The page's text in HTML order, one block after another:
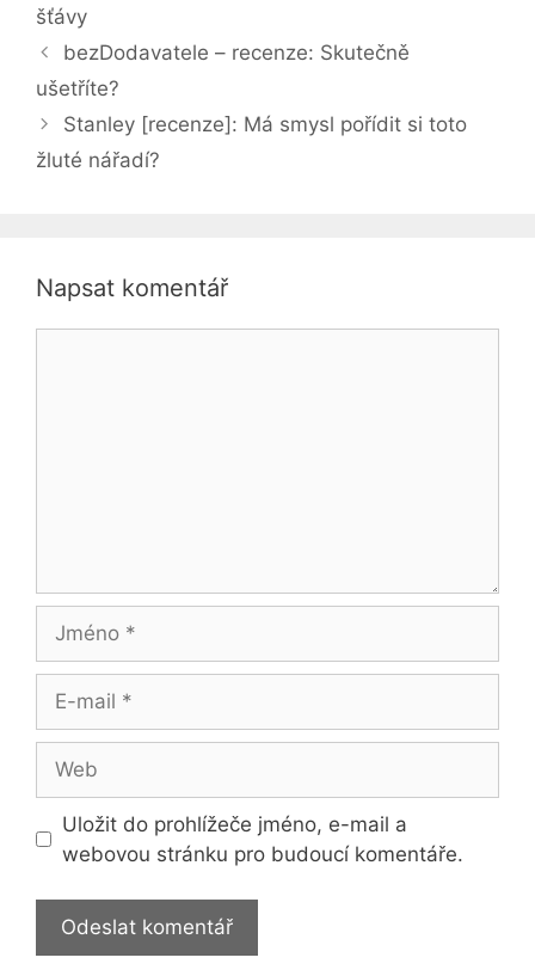
šťávy
bezDodavatele – recenze: Skutečně
ušetříte?
Stanley [recenze]: Má smysl pořídit si toto
žluté nářadí?
Napsat komentář
Jméno
mail
Uložit do prohlížeče jméno, e-mail a
webovou stránku pro budoucí komentáře.